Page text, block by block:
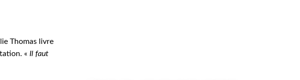
Thomas livre
« Il faut